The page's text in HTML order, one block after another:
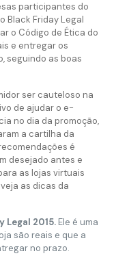
participantes do
Black Friday Legal
o Código de Ética do
e entregar os
seguindo as boas
ser cauteloso na
de ajudar o e-
no dia da promoção,
a cartilha da
é
desejado antes e
as lojas virtuais
as dicas da
Legal 2015.Ele é uma
são reais e que a
no prazo.